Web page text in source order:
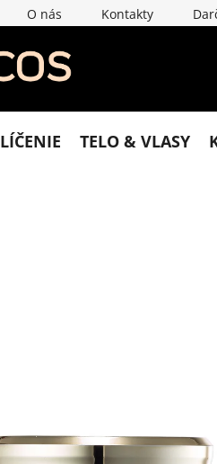
O nás Kontakty
LÍČENIE TELO & VLASY